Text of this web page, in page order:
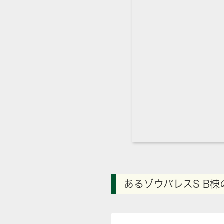
あるゾウパレスS B棟